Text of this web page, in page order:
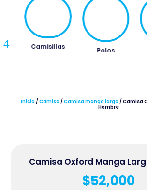
Camisillas Polos
Inicio /Camisa/Camisa manga larga/ Camisa
Hombre
Camisa Oxford Manga
$52,000